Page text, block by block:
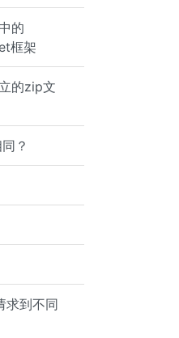
的
框架
的zip文
？
求到不同